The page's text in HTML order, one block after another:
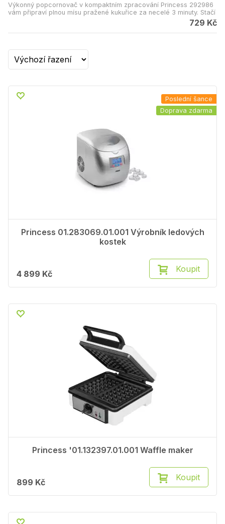
Výkonný popcornovač v kompaktním zpracování Princess 292986
vám připraví plnou mísu pražené kukuřice za necelé 3 minuty. Stačí
sejmout víčko, nasypat kukuřici, přidat máslo, sůl, sýr, bylinky či
koření a přístroj zapnout. Můžete si tak vychutnat vlastní originální
pochoutku. Světelný indikátor provozu. Mísa není součástí balení.
729 Kč
Princess 01.283069.01.001 Výrobník ledových
kostek
4 899 Kč Koupit
Poslední šance
Doprava zdarma
Princess '01.132397.01.001 Waffle maker
899 Kč Koupit